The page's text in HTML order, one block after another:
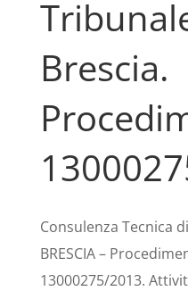
Brescia.
Consulenza Tecnica
BRESCIA –
13000275/2013.